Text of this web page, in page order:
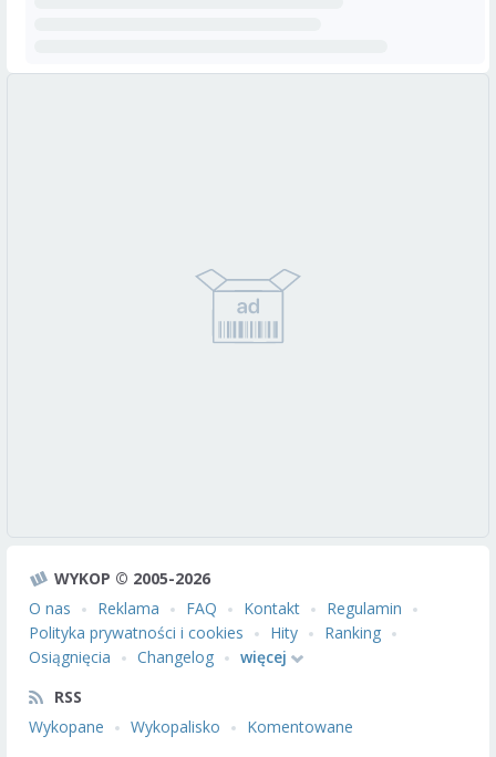
WYKOP © 2005-2026
O nas
Reklama FAQ Kontakt
Regulamin
Polityka prywatności i cookies
Hity
Ranking
Osiągnięcia
Changelog
więcej
RSS
Wykopane
Wykopalisko Komentowane